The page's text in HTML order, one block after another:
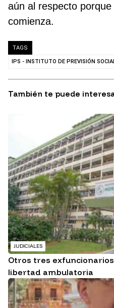
aún al respecto
comienza.
TAGS
IPS - INSTITUTO DE PREVISIÓN
También te puede
JUDICIALES
Otros tres exfuncionarios
libertad ambulatoria